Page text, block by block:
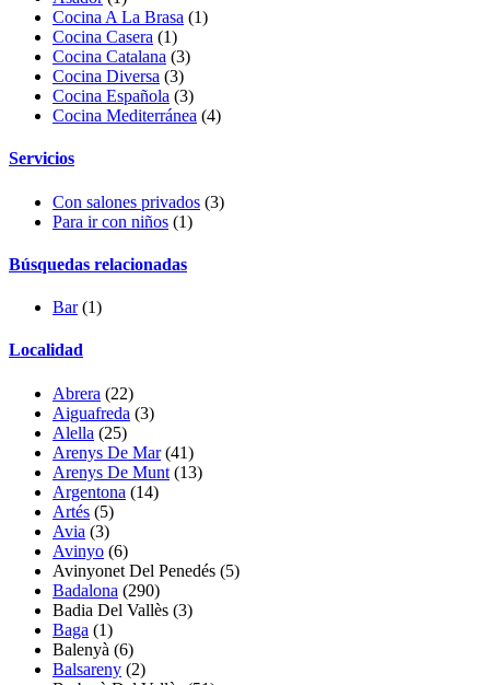
Cocina A La Brasa (1)
Cocina Casera (1)
Cocina Catalana (3)
Cocina Diversa (3)
Cocina Española (3)
Cocina Mediterránea (4)
Servicios
Con salones privados (3)
Para ir con niños (1)
Búsquedas relacionadas
Bar(1)
Localidad
Abrera (22)
Aiguafreda (3)
Alella (25)
Arenys De Mar(41)
Arenys De Munt (13)
Argentona (14)
Artés (5)
Avia (3)
Avinyo (6)
Avinyonet Del Penedés (5)
Badalona (290)
Badia Del Vallès (3)
Baga (1)
Balenyà (6)
Balsareny (2)